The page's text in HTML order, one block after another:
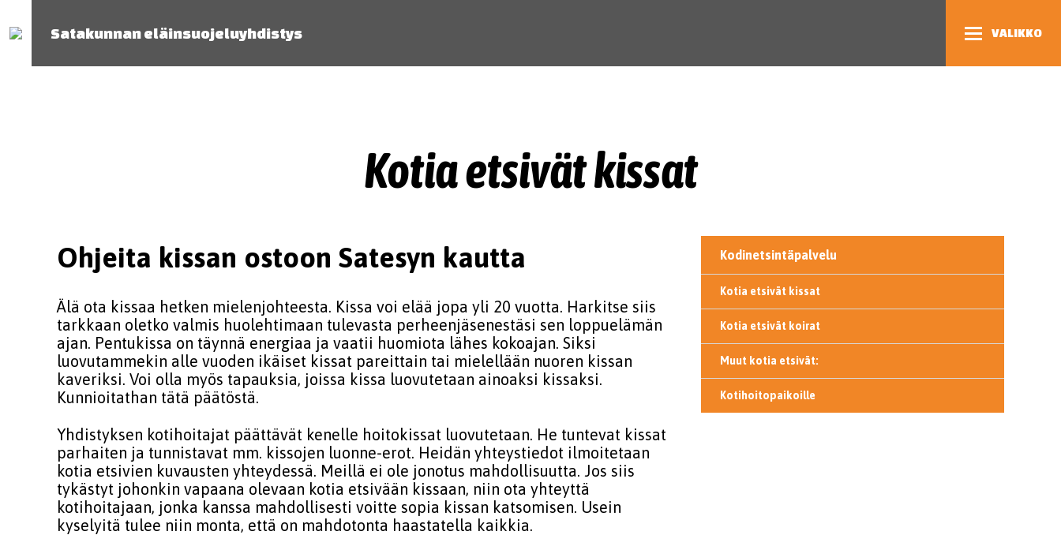
Satakunnan eläinsuojeluyhdistys VALIKKO
Kotia etsivät kissat
Ohjeita kissan ostoon Satesyn kautta
Älä ota kissaa hetken mielenjohteesta. Kissa voi elää jopa yli 20 vuotta. Harkitse siis
tarkkaan oletko valmis huolehtimaan tulevasta perheenjäsenestäsi sen loppuelämän
ajan. Pentukissa on täynnä energiaa ja vaatii huomiota lähes kokoajan. Siksi
luovutammekin alle vuoden ikäiset kissat pareittain tai mielellään nuoren kissan
kaveriksi. Voi olla myös tapauksia, joissa kissa luovutetaan ainoaksi kissaksi.
Kunnioitathan tätä päätöstä.
Yhdistyksen kotihoitajat päättävät kenelle hoitokissat luovutetaan. He tuntevat kissat
parhaiten ja tunnistavat mm. kissojen luonne-erot. Heidän yhteystiedot ilmoitetaan
kotia etsivien kuvausten yhteydessä. Meillä ei ole jonotus mahdollisuutta. Jos siis
tykästyt johonkin vapaana olevaan kotia etsivään kissaan, niin ota yhteyttä
kotihoitajaan, jonka kanssa mahdollisesti voitte sopia kissan katsomisen. Usein
kyselyitä tulee niin monta, että on mahdotonta haastatella kaikkia.
Kodinetsintäpalvelu
Kotia etsivät kissat
Kotia etsivät koirat
Muut kotia etsivät:
Kotihoitopaikoille